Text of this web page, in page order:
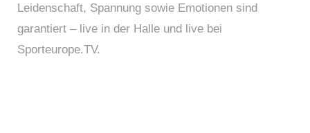
Leidenschaft, Spannung sowie Emotionen sind
garantiert – live in der Halle und live bei
Sporteurope.TV.